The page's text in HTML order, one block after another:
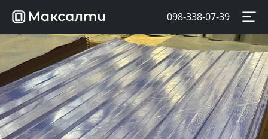
098-338-07-39